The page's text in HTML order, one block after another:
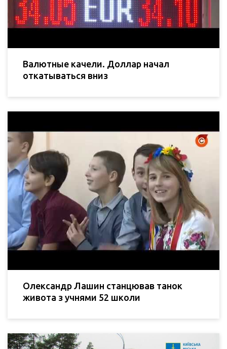
Валютные качели. Доллар начал
откатываться вниз
Олександр Лашин станцював танок
живота з учнями 52 школи